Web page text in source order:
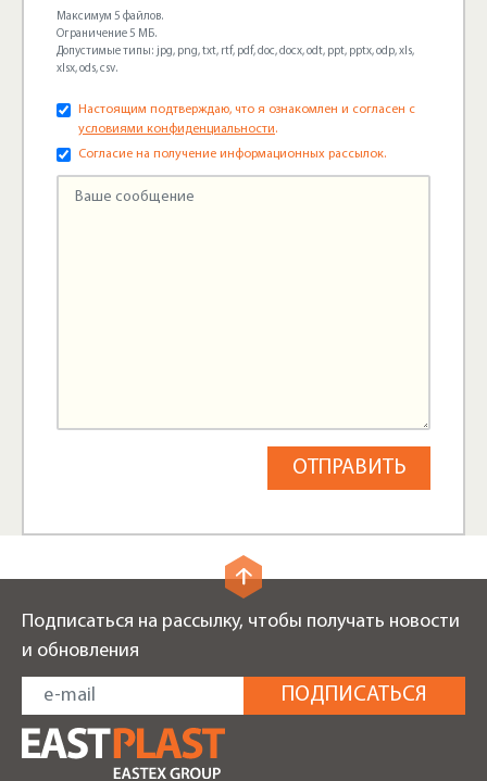
Максимум 5 файлов.
Ограничение 5 МБ.
Допустимые типы: jpg, png, txt, rtf, pdf, doc, docx, odt, ppt, pptx, odp, xls,
xlsx, ods, csv.
Настоящим подтверждаю, что я ознакомлен и согласен с
условиями конфиденциальности.
Согласие на получение информационных рассылок.
Подписаться на рассылку, чтобы получать новости
и обновления